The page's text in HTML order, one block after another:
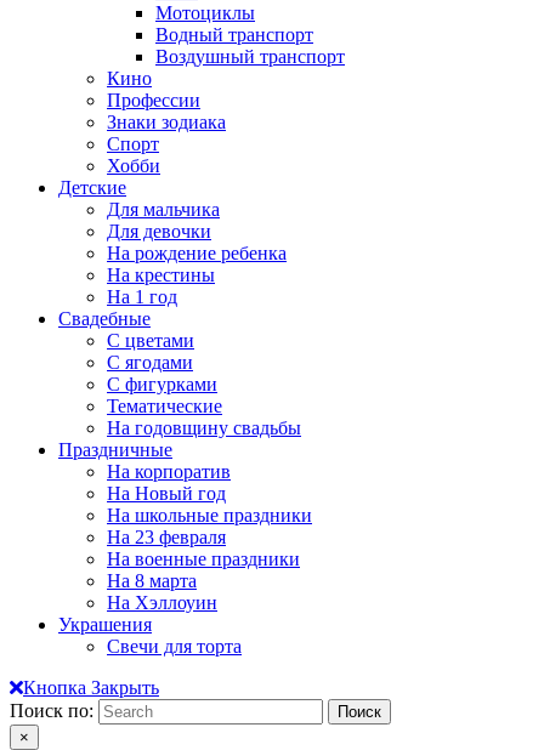
Мотоциклы
Водный транспорт
Воздушный транспорт
Кино
Профессии
Знаки зодиака
Спорт
Хобби
Детские
Для мальчика
Для девочки
На рождение ребенка
На крестины
На 1 год
Свадебные
С цветами
С ягодами
С фигурками
Тематические
На годовщину свадьбы
Праздничные
На корпоратив
На Новый год
На школьные праздники
На 23 февраля
На военные праздники
На 8 марта
На Хэллоуин
Украшения
Свечи для торта
Кнопка Закрыть
Поиск по:
×